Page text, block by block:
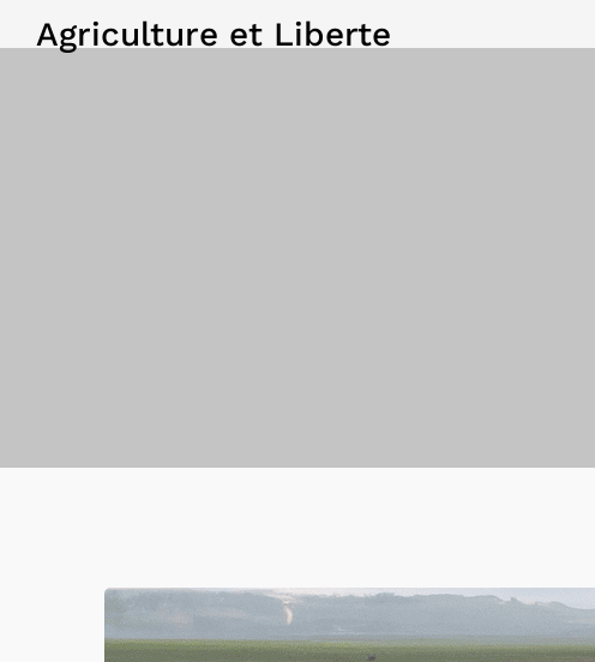
Agriculture et Liberte